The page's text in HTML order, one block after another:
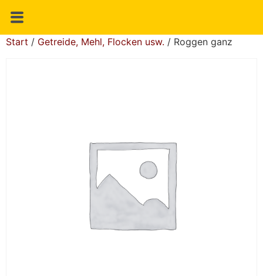
Start / Getreide, Mehl, Flocken usw. / Roggen ganz